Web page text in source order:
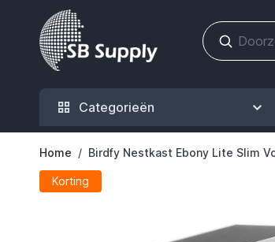
Ga naar de inhoud
Categorieën
Home / Birdfy Nestkast Ebony Lite Slim
Korting